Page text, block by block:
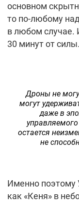
основном
то по-любому
в любом случае.
30 минут от силы.
Дроны не
могут
даже в
остается
не
Именно поэтому
как «Кеня» в